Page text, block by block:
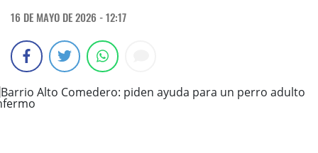
16 DE MAYO DE 2026 - 12:17